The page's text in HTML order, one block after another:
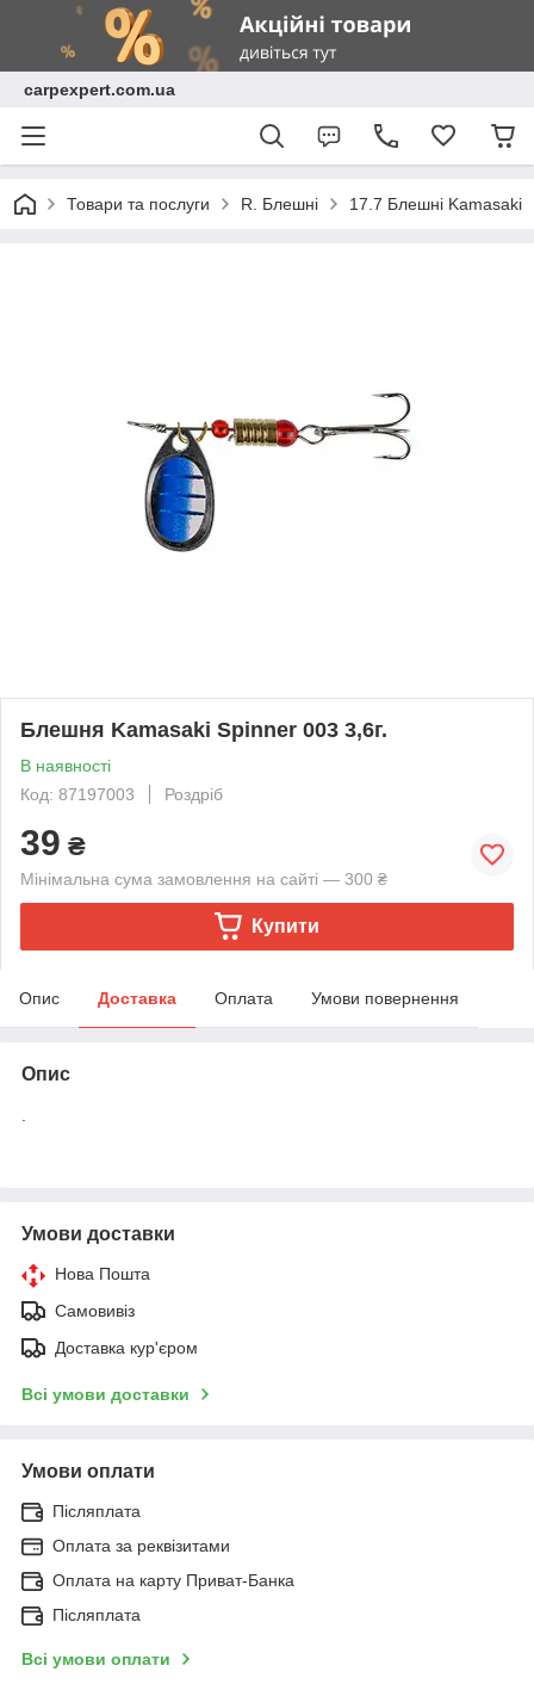
carpexpert.com.ua
Товари та послуги R. Блешні 17.7 Блешні Kamasaki
Блешня Kamasaki Spinner 003 3,6г.
В наявності
Код: 87197003
Роздріб
39 ₴
Мінімальна сума замовлення на сайті — 300 ₴
Купити
Опис Доставка Оплата Умови повернення
Опис
Умови доставки
Нова Пошта
Самовивіз
Доставка кур'єром
Всі умови доставки
Умови оплати
Післяплата
Оплата за реквізитами
Оплата на карту Приват-Банка
Післяплата
Всі умови оплати